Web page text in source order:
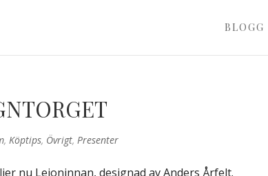
BLOGG
,Köptips, Övrigt,Presenter
nu Lejoninnan, designad av Anders Årfelt.